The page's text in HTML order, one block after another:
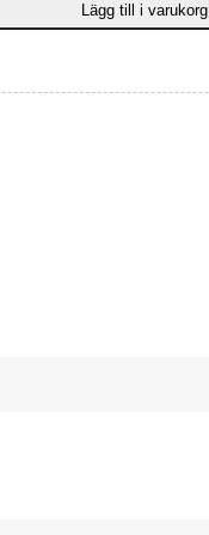
Lägg till i varukorg